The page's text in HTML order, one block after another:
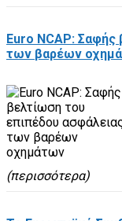
Euro NCAP:
των βαρέων
(περισσότερα)